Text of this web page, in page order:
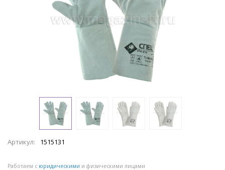
Артикул: 1515131
Работаем с юридическими и физическими лицами